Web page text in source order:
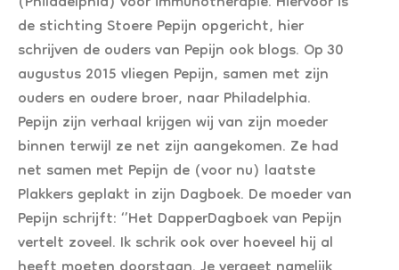
de stichting Stoere Pepijn opgericht, hier
schrijven de ouders van Pepijn ook blogs. Op 30
augustus 2015 vliegen Pepijn, samen met zijn
ouders en oudere broer, naar Philadelphia.
Pepijn zijn verhaal krijgen wij van zijn moeder
binnen terwijl ze net zijn aangekomen. Ze had
net samen met Pepijn de (voor nu) laatste
Plakkers geplakt in zijn Dagboek. De moeder van
Pepijn schrijft: ‘’Het DapperDagboek van Pepijn
vertelt zoveel. Ik schrik ook over hoeveel hij al